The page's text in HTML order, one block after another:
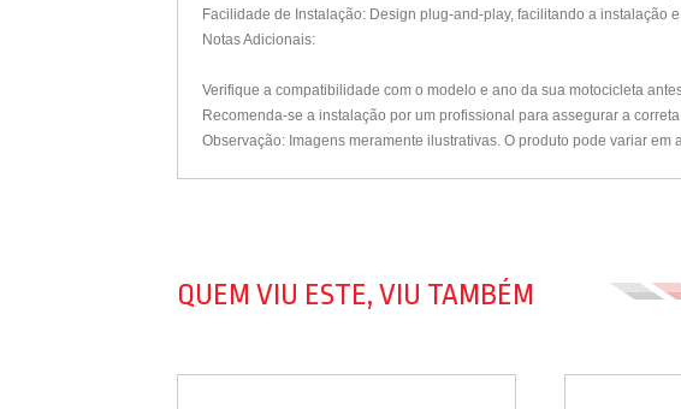
Facilidade de Instalação: Design plug-and-play, facilitando a instalação
Notas Adicionais:
Verifique a compatibilidade com o modelo e ano da sua motocicleta
Recomenda-se a instalação por um profissional para assegurar a
Observação: Imagens meramente ilustrativas. O produto pode variar em
QUEM VIU ESTE, VIU TAMBÉM